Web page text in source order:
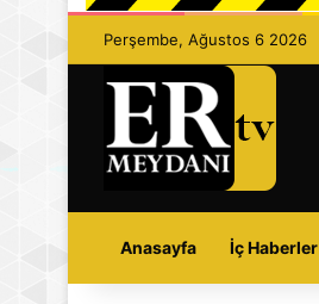
Perşembe, Ağustos 6 2026
Anasayfa İç Haberler